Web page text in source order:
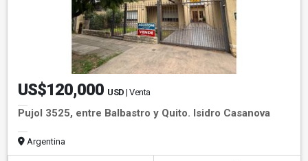
US$120,000 USD | Venta
Pujol 3525, entre Balbastro y Quito. Isidro Casanova
Argentina